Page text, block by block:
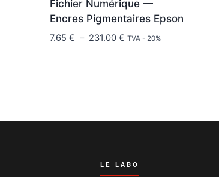
Fichier Numérique —
Encres Pigmentaires Epson
7.65 € – 231.00 € Plage
TVA - 20%
LE LABO